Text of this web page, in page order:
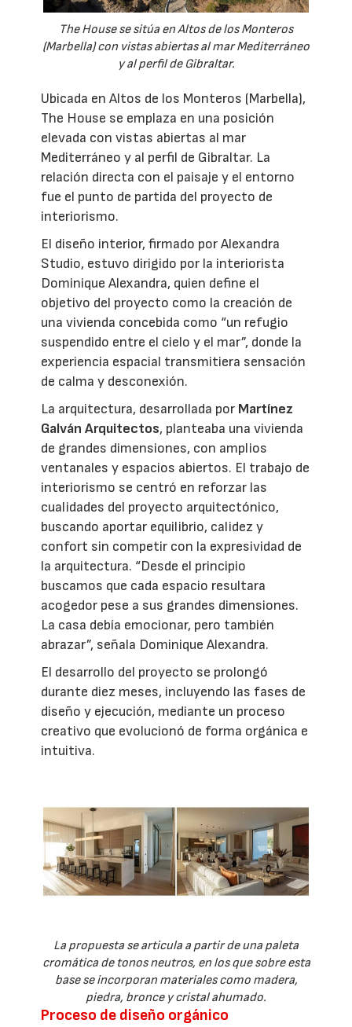
The House se sitúa en Altos de los Monteros
(Marbella) con vistas abiertas al mar Mediterráneo
y al perfil de Gibraltar.
Ubicada en Altos de los Monteros (Marbella),
The House se emplaza en una posición
elevada con vistas abiertas al mar
Mediterráneo y al perfil de Gibraltar. La
relación directa con el paisaje y el entorno
fue el punto de partida del proyecto de
interiorismo.
El diseño interior, firmado por Alexandra
Studio, estuvo dirigido por la interiorista
Dominique Alexandra, quien define el
objetivo del proyecto como la creación de
una vivienda concebida como “un refugio
suspendido entre el cielo y el mar”, donde la
experiencia espacial transmitiera sensación
de calma y desconexión.
La arquitectura, desarrollada por Martínez
Galván Arquitectos, planteaba una vivienda
de grandes dimensiones, con amplios
ventanales y espacios abiertos. El trabajo de
interiorismo se centró en reforzar las
cualidades del proyecto arquitectónico,
buscando aportar equilibrio, calidez y
confort sin competir con la expresividad de
la arquitectura. “Desde el principio
buscamos que cada espacio resultara
acogedor pese a sus grandes dimensiones.
La casa debía emocionar, pero también
abrazar”, señala Dominique Alexandra.
El desarrollo del proyecto se prolongó
durante diez meses, incluyendo las fases de
diseño y ejecución, mediante un proceso
creativo que evolucionó de forma orgánica e
intuitiva.
La propuesta se articula a partir de una paleta
cromática de tonos neutros, en los que sobre esta
base se incorporan materiales como madera,
piedra, bronce y cristal ahumado.
Proceso de diseño orgánico